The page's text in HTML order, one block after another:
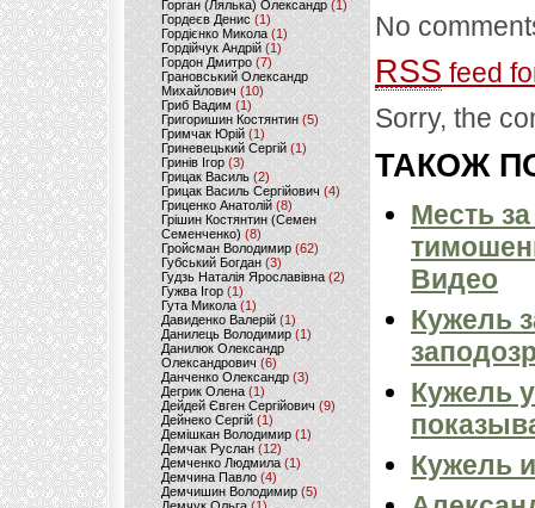
Горган (Лялька) Олександр(1)
Гордеєв Денис (1)
Гордієнко Микола (1)
Гордійчук Андрій (1)
Гордон Дмитро (7)
Грановський Олександр
Михайлович (10)
Гриб Вадим (1)
Григоришин Костянтин (5)
Гримчак Юрій(1)
Гриневецький Сергій(1)
Гринів Ігор (3)
Грицак Василь (2)
Грицак Василь Сергійович (4)
Гриценко Анатолій (8)
Грішин Костянтин (Семен
Семенченко)(8)
Гройсман Володимир(62)
Губський Богдан (3)
Гудзь Наталія Ярославівна(2)
Гужва Ігор (1)
Гута Микола (1)
Давиденко Валерій (1)
Данилець Володимир(1)
Данилюк Олександр
Олександрович (6)
Данченко Олександр (3)
Дегрик Олена(1)
Дейдей Євген Сергійович(9)
Дейнеко Сергій (1)
Демішкан Володимир(1)
Демчак Руслан (12)
Демченко Людмила (1)
Демчина Павло (4)
Демчишин Володимир (5)
No
RSS feed
Sorry, the
ТАКОЖ
Месть
Видео
Кужель
Кужель
Кужель